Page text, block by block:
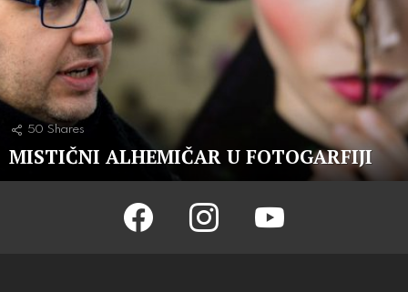
50 Shares
MISTIČNI ALHEMIČAR U FOTOGARFIJI
facebook instagram youtube